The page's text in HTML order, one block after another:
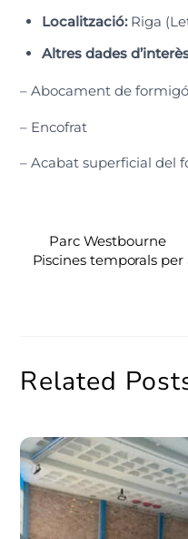
Localització:Riga
Altres dades
– Abocament de formigó
– Encofrat
– Acabat superficial del
Parc Westbourne
Piscines temporals
Related